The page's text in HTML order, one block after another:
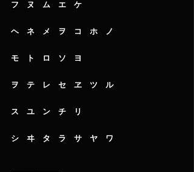
フ　ヌ　ム　エ　ケ
ヘ　ネ　メ　ヲ　コ　ホ　ノ
モ　ト　ロ　ソ　ヨ
ヲ　テ　レ　セ　ヱ　ツ　ル
ス　ユ　ン　チ　リ
シ　ヰ　タ　ラ　サ　ヤ　ワ